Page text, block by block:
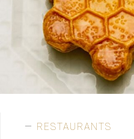
RESTAURANTS